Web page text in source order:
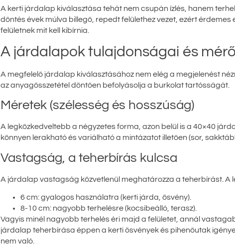
A kerti járdalap kiválasztása tehát nem csupán ízlés, hanem
döntés évek múlva billegő, repedt felülethez vezet, ezért
felületnek mit kell kibírnia.
A járdalapok tulajdonságai és
A megfelelő járdalap kiválasztásához nem elég a megjelenést
az anyagösszetétel döntően befolyásolja a burkolat tartósságát.
Méretek (szélesség és hosszúság)
A legközkedveltebb a négyzetes forma, azon belül is a 40×40
könnyen lerakható és variálható a mintázatot illetően (sor,
Vastagság, a teherbírás kulcsa
A járdalap vastagság közvetlenül meghatározza a teherbírást. A
6 cm: gyalogos használatra (kerti járda, ösvény).
8-10 cm: nagyobb terhelésre (kocsibeálló, terasz).
Vagyis minél nagyobb terhelés éri majd a felületet, annál
járdalap teherbírása éppen a kerti ösvények és pihenőutak
nem való.